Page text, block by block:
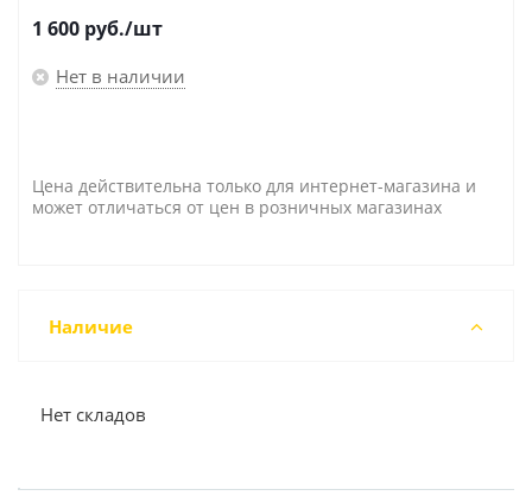
1 600 руб./шт
Нет в наличии
Цена действительна только для интернет-магазина и
может отличаться от цен в розничных магазинах
Наличие
Нет складов